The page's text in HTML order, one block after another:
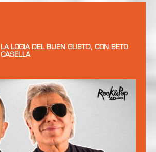
LA LOGIA DEL BUEN GUSTO, CON BETO
CASELLA